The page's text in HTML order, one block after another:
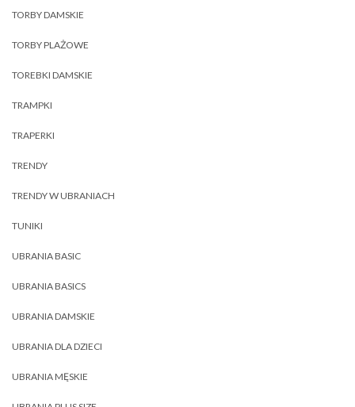
TORBY DAMSKIE
TORBY PLAŻOWE
TOREBKI DAMSKIE
TRAMPKI
TRAPERKI
TRENDY
TRENDY W UBRANIACH
TUNIKI
UBRANIA BASIC
UBRANIA BASICS
UBRANIA DAMSKIE
UBRANIA DLA DZIECI
UBRANIA MĘSKIE